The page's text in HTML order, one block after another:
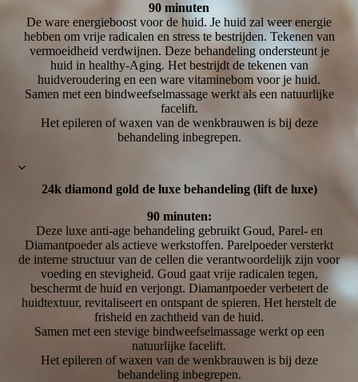
90 minuten
De ware energieboost voor de huid. Je huid zal weer energie
hebben om vrije radicalen en stress te bestrijden. Tekenen van
vermoeidheid verdwijnen. Deze behandeling ondersteunt je
huid in healthy-Aging. Het bestrijdt de tekenen van
huidveroudering en een ware vitaminebom voor je huid.
Samen met een bindweefselmassage werkt als een natuurlijke
facelift.
Het epileren of waxen van de wenkbrauwen is bij deze
behandeling inbegrepen.
24k diamond gold de luxe behandeling (lift de luxe)
90 minuten:
Deze luxe anti-age behandeling gebruikt Goud, Parel- en
Diamantpoeder als actieve werkstoffen. Parelpoeder versterkt
de interne structuur van de cellen die verantwoordelijk zijn voor
voeding en stevigheid. Goud gaat vrije radicalen tegen,
beschermt de huid en verjongt. Diamantpoeder verbetert de
huidtextuur, revitaliseert en ontspant de spieren. Het herstelt de
frisheid en zachtheid van de huid.
Samen met een stevige bindweefselmassage werkt op een
natuurlijke facelift.
Het epileren of waxen van de wenkbrauwen is bij deze
behandeling inbegrepen.